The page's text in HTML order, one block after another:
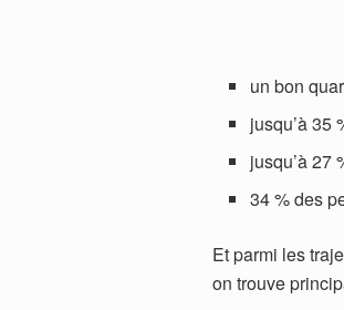
un bon
jusqu’à 35
jusqu’à 27
34 % des
Et parmi les
on trouve